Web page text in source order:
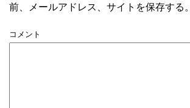
前、メールアドレス、サイトを保存する。
コメント